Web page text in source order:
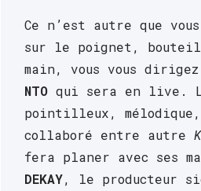
Ce n’est autre que
sur le poignet,
NTO qui sera en live.
pointilleux,
collaboré entre autre
fera planer avec ses
DEKAY